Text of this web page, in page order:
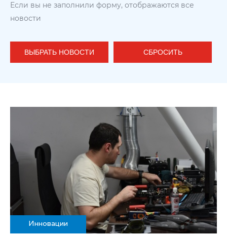
Если вы не заполнили форму, отображаются все
новости
ВЫБРАТЬ НОВОСТИ СБРОСИТЬ
Инновации